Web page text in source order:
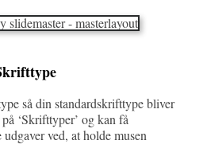
så din standardskrifttype bliver
‘Skrifttyper’ og kan få
ved, at holde musen